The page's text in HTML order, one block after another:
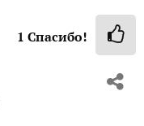
1 Спасибо!